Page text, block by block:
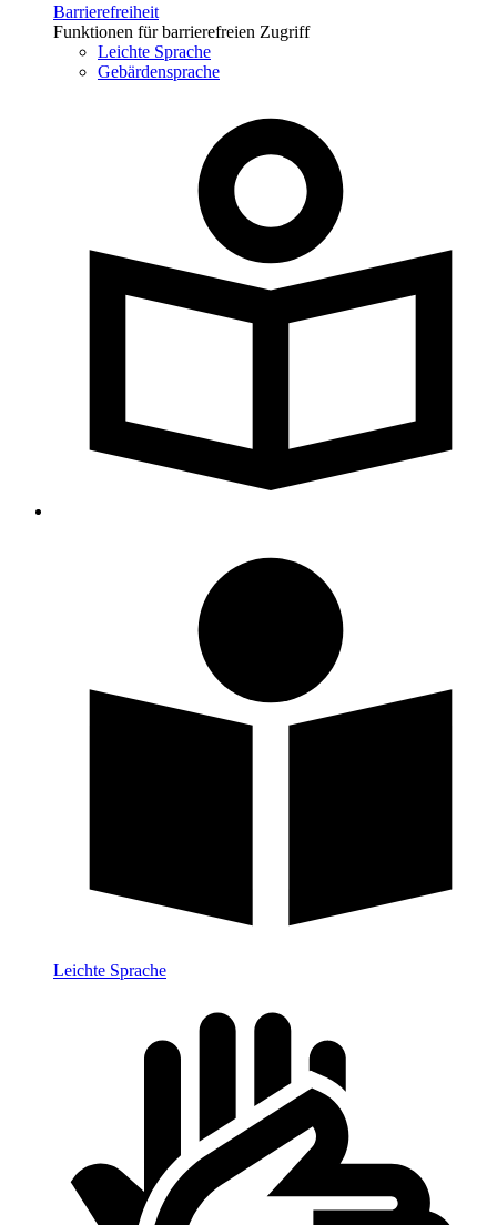
Barrierefreiheit
Funktionen für barrierefreien Zugriff
Leichte Sprache
Gebärdensprache
Leichte Sprache